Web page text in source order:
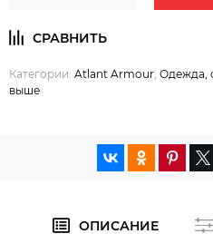
Категории: Atlant Armour Одежда,
выше
ОПИСАНИЕ